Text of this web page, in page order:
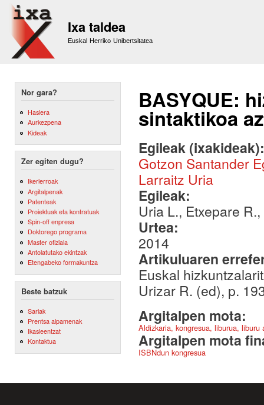
Ixa taldea
Euskal Herriko Unibertsitatea
Nor gara?
Hasiera
Aurkezpena
Kideak
Zer egiten dugu?
Ikerlerroak
Argitalpenak
Patenteak
Proiektuak eta kontratuak
Spin-off enpresa
Doktorego programa
Master ofiziala
Antolatutako ekintzak
Etengabeko formakuntza
Beste batzuk
Sariak
Prentsa aipamenak
Ikasleentzat
Kontaktua
BASYQUE:
sintaktikoa
Egileak
Gotzon Santander
Larraitz Uria
Egileak:
Uria L., Etxepare
Urtea:
2014
Artikuluaren
Euskal
Urizar R. (ed), p.
Argitalpen mota:
Aldizkaria, kongresua, liburua,
Argitalpen mota
ISBNdun kongresua